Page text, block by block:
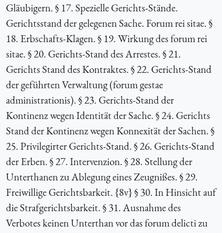
Gläubigern. § 17. Spezielle Gerichts-Stände.
Gerichtsstand der gelegenen Sache. Forum rei sitae. §
18. Erbschafts-Klagen. § 19. Wirkung des forum rei
sitae. § 20. Gerichts-Stand des Arrestes. § 21.
Gerichts Stand des Kontraktes. § 22. Gerichts-Stand
der geführten Verwaltung (forum gestae
administrationis). § 23. Gerichts-Stand der
Kontinenz wegen Identität der Sache. § 24. Gerichts
Stand der Kontinenz wegen Konnexität der Sachen. §
25. Privilegirter Gerichts-Stand. § 26. Gerichts-Stand
der Erben. § 27. Intervenzion. § 28. Stellung der
Unterthanen zu Ablegung eines Zeugnißes. § 29.
Freiwillige Gerichtsbarkeit. {8v} § 30. In Hinsicht auf
die Strafgerichtsbarkeit. § 31. Ausnahme des
Verbotes keinen Unterthan vor das forum delicti zu